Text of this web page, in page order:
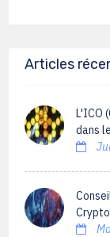
Articles
L'ICO
dans